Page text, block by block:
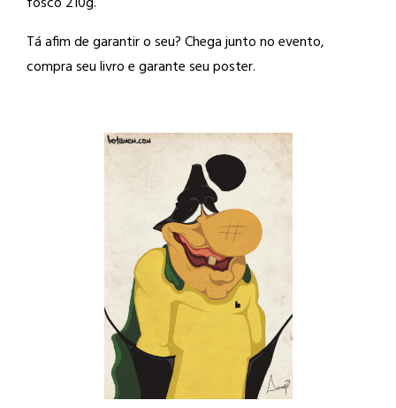
Tá afim de garantir o seu? Chega junto no evento,
compra seu livro e garante seu poster.